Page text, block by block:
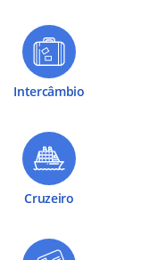
Intercâmbio
Cruzeiro